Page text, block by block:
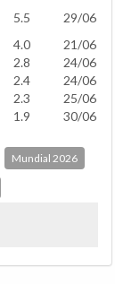
5.5
29/06
4.0
21/06
2.8
24/06
2.4
24/06
2.3
25/06
1.9 30/06
Mundial 2026